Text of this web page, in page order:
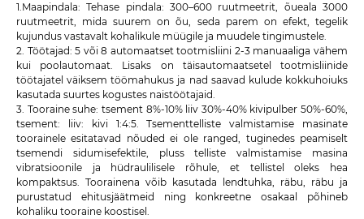
1.Maapindala: Tehase pindala: 300–600 ruutmeetrit, õueala 3000
ruutmeetrit, mida suurem on õu, seda parem on efekt, tegelik
kujundus vastavalt kohalikule müügile ja muudele tingimustele.
2. Töötajad: 5 või 8 automaatset tootmisliini 2-3 manuaaliga vähem
kui poolautomaat. Lisaks on täisautomaatsetel tootmisliinide
töötajatel väiksem töömahukus ja nad saavad kulude kokkuhoiuks
kasutada suurtes kogustes naistöötajaid.
3. Tooraine suhe: tsement 8%-10% liiv 30%-40% kivipulber 50%-60%,
tsement: liiv: kivi 1:4:5. Tsementtelliste valmistamise masinate
toorainele esitatavad nõuded ei ole ranged, tuginedes peamiselt
tsemendi sidumisefektile, pluss telliste valmistamise masina
vibratsioonile ja hüdraulilisele rõhule, et tellistel oleks hea
kompaktsus. Toorainena võib kasutada lendtuhka, räbu, räbu ja
purustatud ehitusjäätmeid ning konkreetne osakaal põhineb
kohaliku tooraine koostisel.